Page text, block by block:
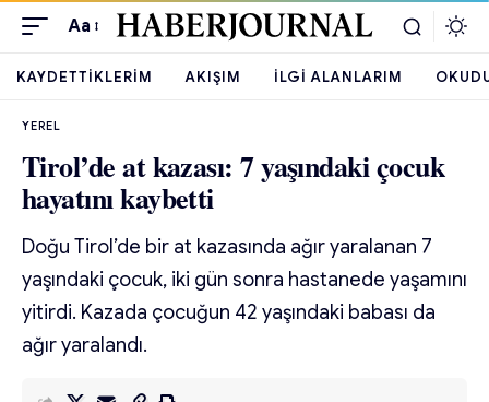
Aa
KAYDETTIKLERIM AKIŞIM İLGI ALANLARIM
YEREL
Tirol’de at kazası: 7 yaşındaki çocuk
hayatını kaybetti
Doğu Tirol’de bir at kazasında ağır yaralanan 7
yaşındaki çocuk, iki gün sonra hastanede yaşamını
yitirdi. Kazada çocuğun 42 yaşındaki babası da
ağır yaralandı.